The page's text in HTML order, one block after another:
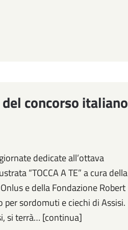
del concorso italiano
dedicate all’ottava
“TOCCA A TE” a cura della
e della Fondazione Robert
sordomuti e ciechi di Assisi.
si terrà… [continua]